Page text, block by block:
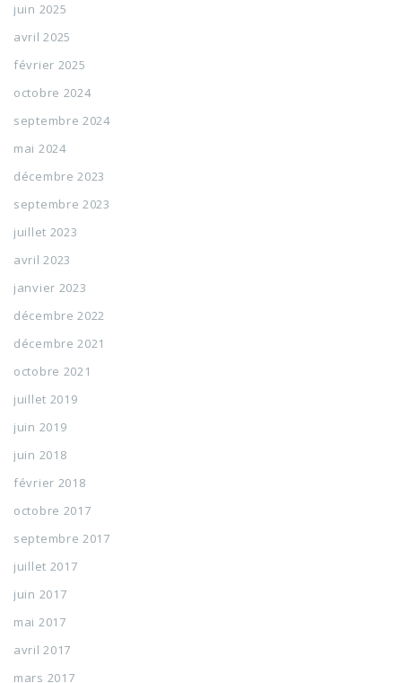
juin 2025
avril 2025
février 2025
octobre 2024
septembre 2024
mai 2024
décembre 2023
septembre 2023
juillet 2023
avril 2023
janvier 2023
décembre 2022
décembre 2021
octobre 2021
juillet 2019
juin 2019
juin 2018
février 2018
octobre 2017
septembre 2017
juillet 2017
juin 2017
mai 2017
avril 2017
mars 2017